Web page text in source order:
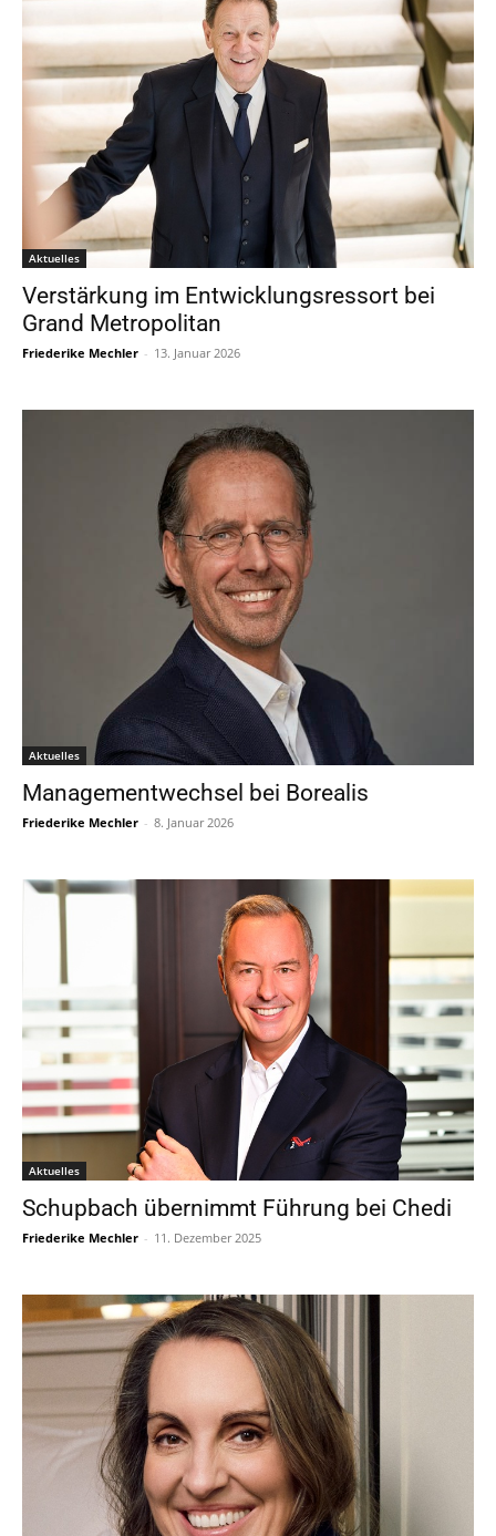
Aktuelles
Verstärkung im Entwicklungsressort bei
Grand Metropolitan
Friederike Mechler - 13. Januar 2026
Aktuelles
Managementwechsel bei Borealis
Friederike Mechler - 8. Januar 2026
Aktuelles
Schupbach übernimmt Führung bei Chedi
Friederike Mechler - 11. Dezember 2025